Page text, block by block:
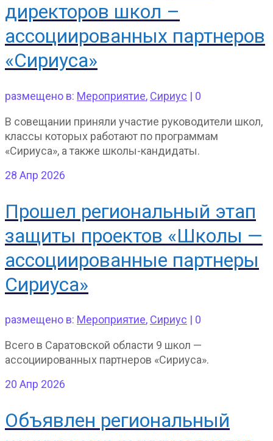
директоров школ –
ассоциированных партнеров
«Сириуса»
размещено в: Мероприятие, Сириус | 0
В совещании приняли участие руководители школ,
классы которых работают по программам
«Сириуса», а также школы-кандидаты.
28 Апр 2026
Прошел региональный этап
защиты проектов «Школы —
ассоциированные партнеры
Сириуса»
размещено в: Мероприятие, Сириус | 0
Всего в Саратовской области 9 школ —
ассоциированных партнеров «Сириуса».
20 Апр 2026
Объявлен региональный